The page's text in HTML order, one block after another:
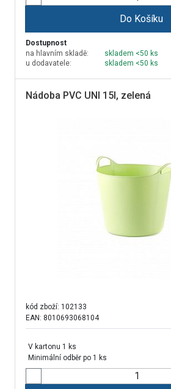
Do Košíku
Dostupnost
na hlavním skladě:
skladem <50 ks
u dodavatele:
skladem <50 ks
Nádoba PVC UNI 15l, zelená
kód zboží: 102133
EAN: 8010693068104
V kartonu 1 ks
Minimální odběr po 1 ks